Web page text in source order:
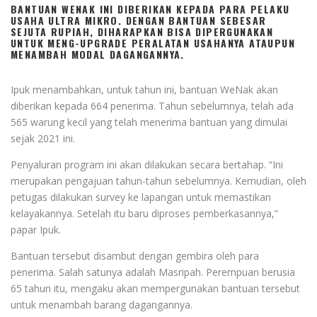
BANTUAN WENAK INI DIBERIKAN KEPADA PARA PELAKU
USAHA ULTRA MIKRO. DENGAN BANTUAN SEBESAR
SEJUTA RUPIAH, DIHARAPKAN BISA DIPERGUNAKAN
UNTUK MENG-UPGRADE PERALATAN USAHANYA ATAUPUN
MENAMBAH MODAL DAGANGANNYA.
Ipuk menambahkan, untuk tahun ini, bantuan WeNak akan
diberikan kepada 664 penerima. Tahun sebelumnya, telah ada
565 warung kecil yang telah menerima bantuan yang dimulai
sejak 2021 ini.
Penyaluran program ini akan dilakukan secara bertahap. “Ini
merupakan pengajuan tahun-tahun sebelumnya. Kemudian, oleh
petugas dilakukan survey ke lapangan untuk memastikan
kelayakannya. Setelah itu baru diproses pemberkasannya,”
papar Ipuk.
Bantuan tersebut disambut dengan gembira oleh para
penerima. Salah satunya adalah Masripah. Perempuan berusia
65 tahun itu, mengaku akan mempergunakan bantuan tersebut
untuk menambah barang dagangannya.